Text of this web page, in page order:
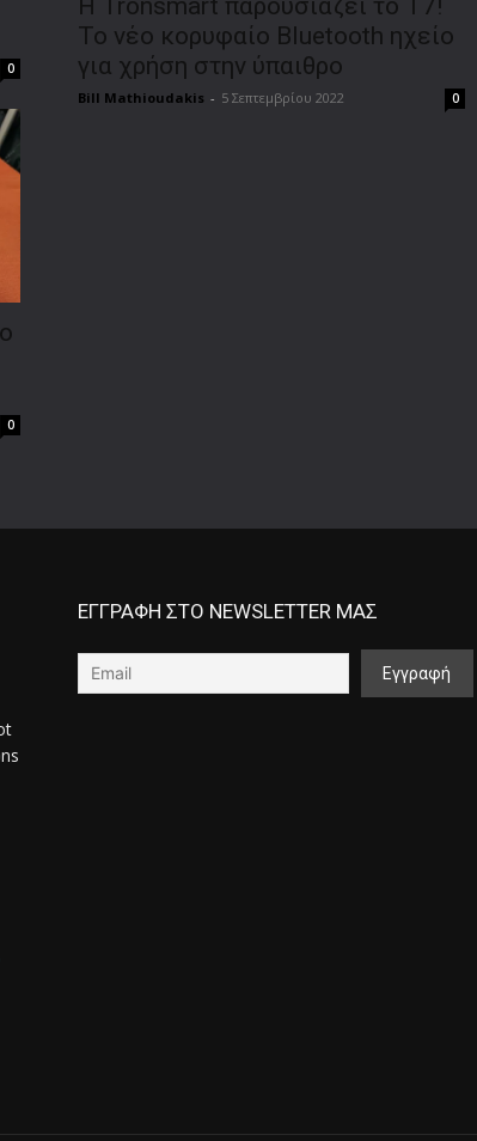
0
Η Tronsmart παρουσιάζει το T7!
Το νέο κορυφαίο Bluetooth ηχείο
για χρήση στην ύπαιθρο
Bill Mathioudakis - 5 Σεπτεμβρίου 2022 0
0
ΕΓΓΡΑΦΗ ΣΤΟ NEWSLETTER ΜΑΣ